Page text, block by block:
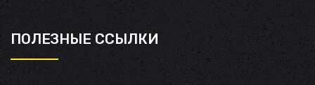
ПОЛЕЗНЫЕ ССЫЛКИ